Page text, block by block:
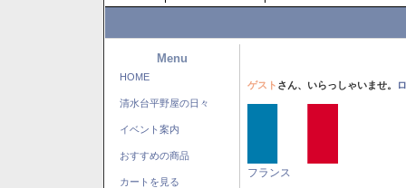
Menu
HOME
清水台平野屋の日々
イベント案内
おすすめの商品
カートを見る
ゲスト さん、いらっしゃいませ。
フランス